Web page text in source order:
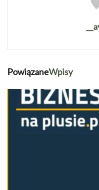
PowiązaneWpisy